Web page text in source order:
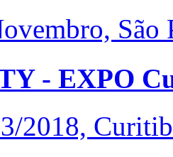
São
- EXPO
2018,